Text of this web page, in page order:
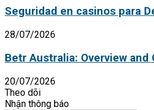
Seguridad en casinos para
28/07/2026
Betr Australia: Overview and
20/07/2026
Theo dõi
Nhận thông báo